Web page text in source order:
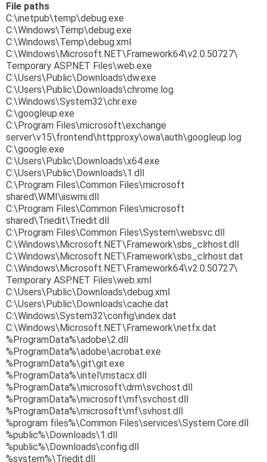
File paths
C:\inetpub\temp\debug.exe
C:\Windows\Temp\debug.exe
C:\Windows\Temp\debug.xml
C:\Windows\Microsoft.NET\Framework64\v2.0.50727\
Temporary ASP.NET Files\web.exe
C:\Users\Public\Downloads\dw.exe
C:\Users\Public\Downloads\chrome.log
C:\Windows\System32\chr.exe
C:\googleup.exe
C:\Program Files\microsoft\exchange
server\v15\frontend\httpproxy\owa\auth\googleup.log
C:\google.exe
C:\Users\Public\Downloads\x64.exe
C:\Users\Public\Downloads\1.dll
C:\Program Files\Common Files\microsoft
shared\WMI\iiswmi.dll
C:\Program Files\Common Files\microsoft
shared\Triedit\Triedit.dll
C:\Program Files\Common Files\System\websvc.dll
C:\Windows\Microsoft.NET\Framework\sbs_clrhost.dll
C:\Windows\Microsoft.NET\Framework\sbs_clrhost.dat
C:\Windows\Microsoft.NET\Framework64\v2.0.50727\
Temporary ASP.NET Files\web.xml
C:\Users\Public\Downloads\debug.xml
C:\Users\Public\Downloads\cache.dat
C:\Windows\System32\config\index.dat
C:\Windows\Microsoft.NET\Framework\netfx.dat
%ProgramData%\adobe\2.dll
%ProgramData%\adobe\acrobat.exe
%ProgramData%\git\git.exe
%ProgramData%\intel\mstacx.dll
%ProgramData%\microsoft\drm\svchost.dll
%ProgramData%\microsoft\mf\svchost.dll
%ProgramData%\microsoft\mf\svhost.dll
%program files%\Common Files\services\System.Core.dll
%public%\Downloads\1.dll
%public%\Downloads\config.dll
%system%\Triedit.dll